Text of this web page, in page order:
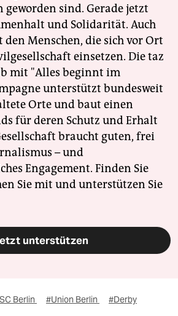
sind. Gerade jetzt
und Solidarität. Auch
Menschen, die sich vor Ort
einsetzen. Die taz
mit "Alles beginnt im
unterstützt bundesweit
Orte und baut einen
für deren Schutz und Erhalt
braucht guten, frei
– und
Engagement. Finden Sie
Sie mit und unterstützen Sie
unterstützen
Berlin #Union Berlin #Derby